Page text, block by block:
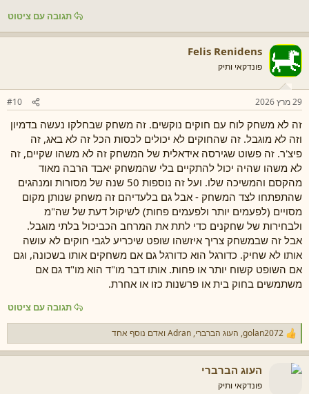
תגובה עם ציטוט
Felis Renidens
פונדקאי ותיק
29 מרץ 2026 #10
זה לא משחק לוח עם חוקים נוקשים. זה משחק שבחלקו נעשה בדמיון
וזה לא מוגבל. זה שהחוקים לא יכולים לכסות הכל זה לא באג, זה
פיצ'ר. זה פשוט שגירסה אידאלית של המשחק זה לא משהו שקיים, זה
לא משהו שהיה יכול להתקיים בלי שהמשחק יאבד הרבה מאוד
מהקסם והמשיכה שלו. ועל זה נוספות 50 שנה של מסורות ומנהגים
שהתפתחו לצד המשחק - אבל גם בלעדיהם זה משחק שנותן מקום
מסויים (לפעמים יותר ולפעמים פחות) לשיקול דעת של שה"מ
ולבחירות של שחקנים כדי לתת את המרחב הכביכול בלתי מוגבל.
אבל זה שבמשחק צריך איזשהו שופט שיכריע לגבי חוקים לא עושה
אותו לא שחיק. כדורגל הוא כדורגל גם אם משחקים אותו בשכונה, וגם
אם השופט קשוח יותר או פחות. אותו דבר מו"ד הוא מו"ד גם אם
משתמשים בחוק בית או פרשנות כזו או אחרת.
תגובה עם ציטוט
ר
ג
ש
ו
golan2072
, העוג הברברי,
Adran ואדם נוסף אחד
העוג הברברי
פונדקאי ותיק